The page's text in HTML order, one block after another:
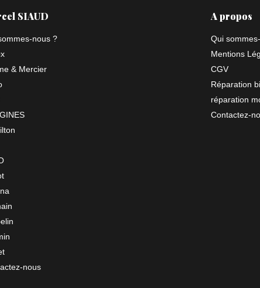
SIAUD
nous ?
& Mercier
nous
A propos
Qui
Mentions
CGV
Réparation
réparation
Contactez-